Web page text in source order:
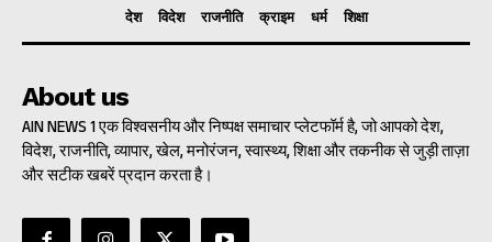
देश विदेश राजनीति क्राइम धर्म शिक्षा
About us
AIN NEWS 1 एक विश्वसनीय और निष्पक्ष समाचार प्लेटफॉर्म है, जो आपको देश,
विदेश, राजनीति, व्यापार, खेल, मनोरंजन, स्वास्थ्य, शिक्षा और तकनीक से जुड़ी ताज़ा
और सटीक खबरें प्रदान करता है।